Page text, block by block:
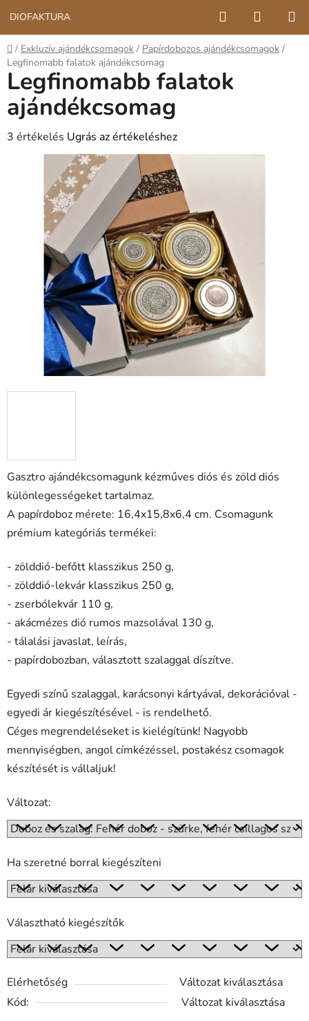
fő
tartalomhoz
DIÓFAKTÚRA KeresésKOSÁR
Kezdőlap
/ Exkluzív ajándékcsomagok / Papírdobozos ajándékcsomagok /
Legfinomabb falatok ajándékcsomag
Gasztro ajándékcsomagunk kézműves diós és zöld diós
különlegességeket tartalmaz.
A papírdoboz mérete: 16,4x15,8x6,4 cm. Csomagunk
prémium kategóriás termékei:
- zölddió-befőtt klasszikus 250 g,
- zölddió-lekvár klasszikus 250 g,
- zserbólekvár 110 g,
- akácmézes dió rumos mazsolával 130 g,
- tálalási javaslat, leírás,
- papírdobozban, választott szalaggal díszítve.
Egyedi színű szalaggal, karácsonyi kártyával, dekorációval -
egyedi ár kiegészítésével - is rendelhető.
Céges megrendeléseket is kielégítünk! Nagyobb
mennyiségben, angol címkézéssel, postakész csomagok
készítését is vállaljuk!
Változat:
Ha szeretné borral kiegészíteni
Választható kiegészítők
Elérhetőség
Változat kiválasztása
Kód:
Változat kiválasztása
Legfinomabb falatok
ajándékcsomag
A
értékelése
3 értékelés Ugrás az értékeléshez